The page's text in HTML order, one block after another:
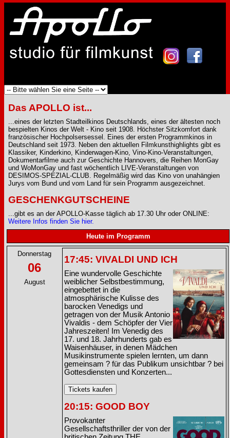
Das APOLLO ist...
...eines der letzten Stadteilkinos Deutschlands, eines der ältesten noch
bespielten Kinos der Welt - Kino seit 1908. Höchster Sitzkomfort dank
französischer Hochpolsersessel. Eines der ersten Programmkinos in
Deutschland seit 1973. Neben den aktuellen Filmkunsthighlights gibt es
Klassiker, Kinderkino, Kinderwagen-Kino, Vino-Kino-Veranstaltungen,
Dokumentarfilme auch zur Geschichte Hannovers, die Reihen MonGay
und WoMonGay und fast wöchentlich LIVE-Veranstaltungen von
DESIMOS-SPEZIAL-CLUB. Regelmäßig wird das Kino von unahängien
Jurys vom Bund und vom Land für sein Programm ausgezeichnet.
GESCHENKGUTSCHEINE
...gibt es an der APOLLO-Kasse täglich ab 17.30 Uhr oder ONLINE:
Weitere Infos finden Sie hier.
Heute im Programm
Donnerstag
06
August
17:45: VIVALDI UND ICH
Eine wundervolle Geschichte
weiblicher Selbstbestimmung,
eingebettet in die
atmosphärische Kulisse des
barocken Venedigs und
getragen von der Musik Antonio
Vivaldis - dem Schöpfer der Vier
Jahreszeiten! Im Venedig des
17. und 18. Jahrhunderts gab es
Waisenhäuser, in denen Mädchen
Musikinstrumente spielen lernten, um dann
gemeinsam ? für das Publikum unsichtbar ? bei
Gottesdiensten und Konzerten...
20:15: GOOD BOY
Provokanter
Gesellschaftsthriller der von der